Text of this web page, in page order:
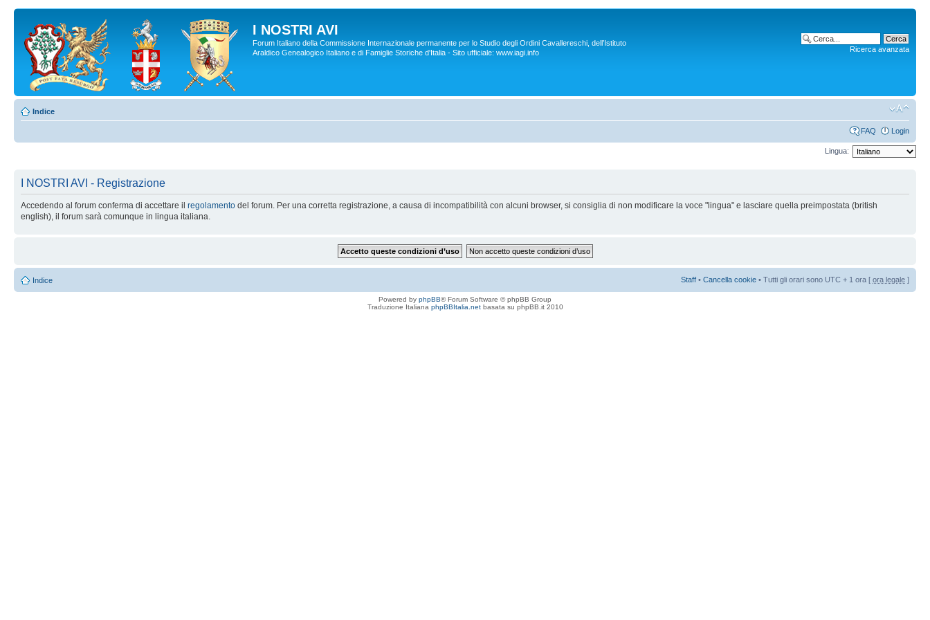
I NOSTRI AVI
Forum Italiano della Commissione Internazionale permanente per lo Studio degli Ordini Cavallereschi, dell’Istituto
Araldico Genealogico Italiano e di Famiglie Storiche d'Italia - Sito ufficiale: www.iagi.info
Ricerca avanzata
Indice
FAQ Login
Lingua:
I NOSTRI AVI - Registrazione
Accedendo al forum conferma di accettare il regolamento del forum. Per una corretta registrazione, a causa di incompatibilità con alcuni browser, si consiglia di non modificare la voce "lingua" e lasciare quella preimpostata (british
english), il forum sarà comunque in lingua italiana.
Indice Staff • Cancella cookie • Tutti gli orari sono UTC + 1 ora [ ora legale ]
Powered by phpBB® Forum Software © phpBB Group
Traduzione Italiana phpBBItalia.netbasata su phpBB.it 2010